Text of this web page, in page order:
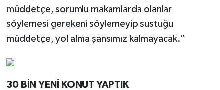
müddetçe, sorumlu makamlarda olanlar
söylemesi gerekeni söylemeyip sustuğu
müddetçe, yol alma şansımız kalmayacak.”
30 BİN YENİ KONUT YAPTIK